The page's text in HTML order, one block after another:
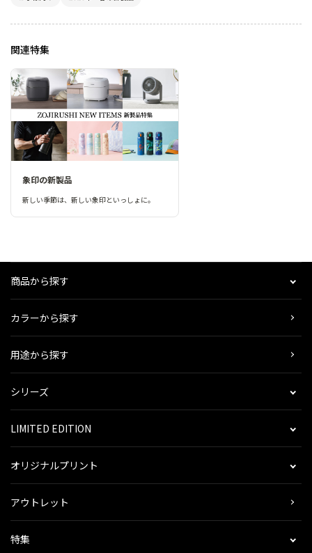
関連特集
象印の新製品
新しい季節は、新しい象印といっしょに。
商品から探す
カラーから探す
用途から探す
シリーズ
LIMITED EDITION
オリジナルプリント
アウトレット
特集